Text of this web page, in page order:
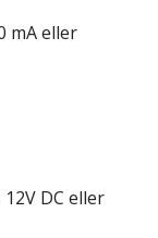
mA eller
DC eller